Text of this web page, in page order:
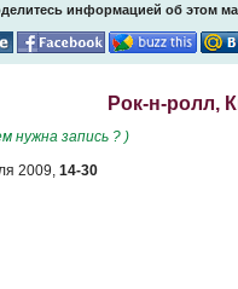
информацией об этом
Рок-н-ролл,
нужна запись ? )
2009,14-30